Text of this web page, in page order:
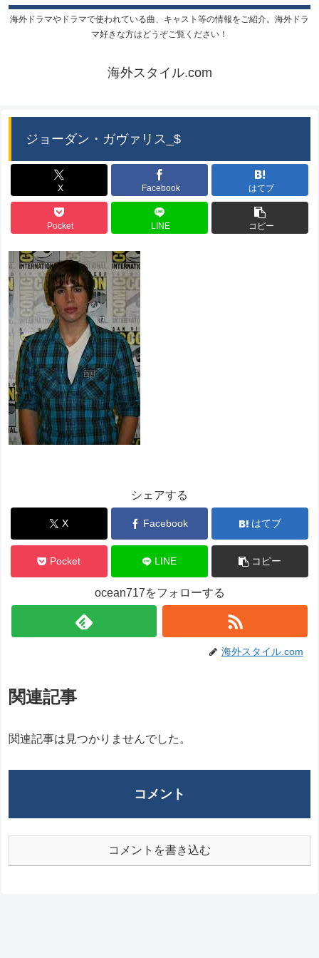
海外ドラマやドラマで使われている曲、キャスト等の情報をご紹介。海外ドラ
マ好きな方はどうぞご覧ください！
海外スタイル.com
ジョーダン・ガヴァリス_$
X Facebook はてブ
Pocket LINE コピー
シェアする
X Facebook はてブ
Pocket LINE コピー
ocean717をフォローする
海外スタイル.com
関連記事
関連記事は見つかりませんでした。
コメント
コメントを書き込む